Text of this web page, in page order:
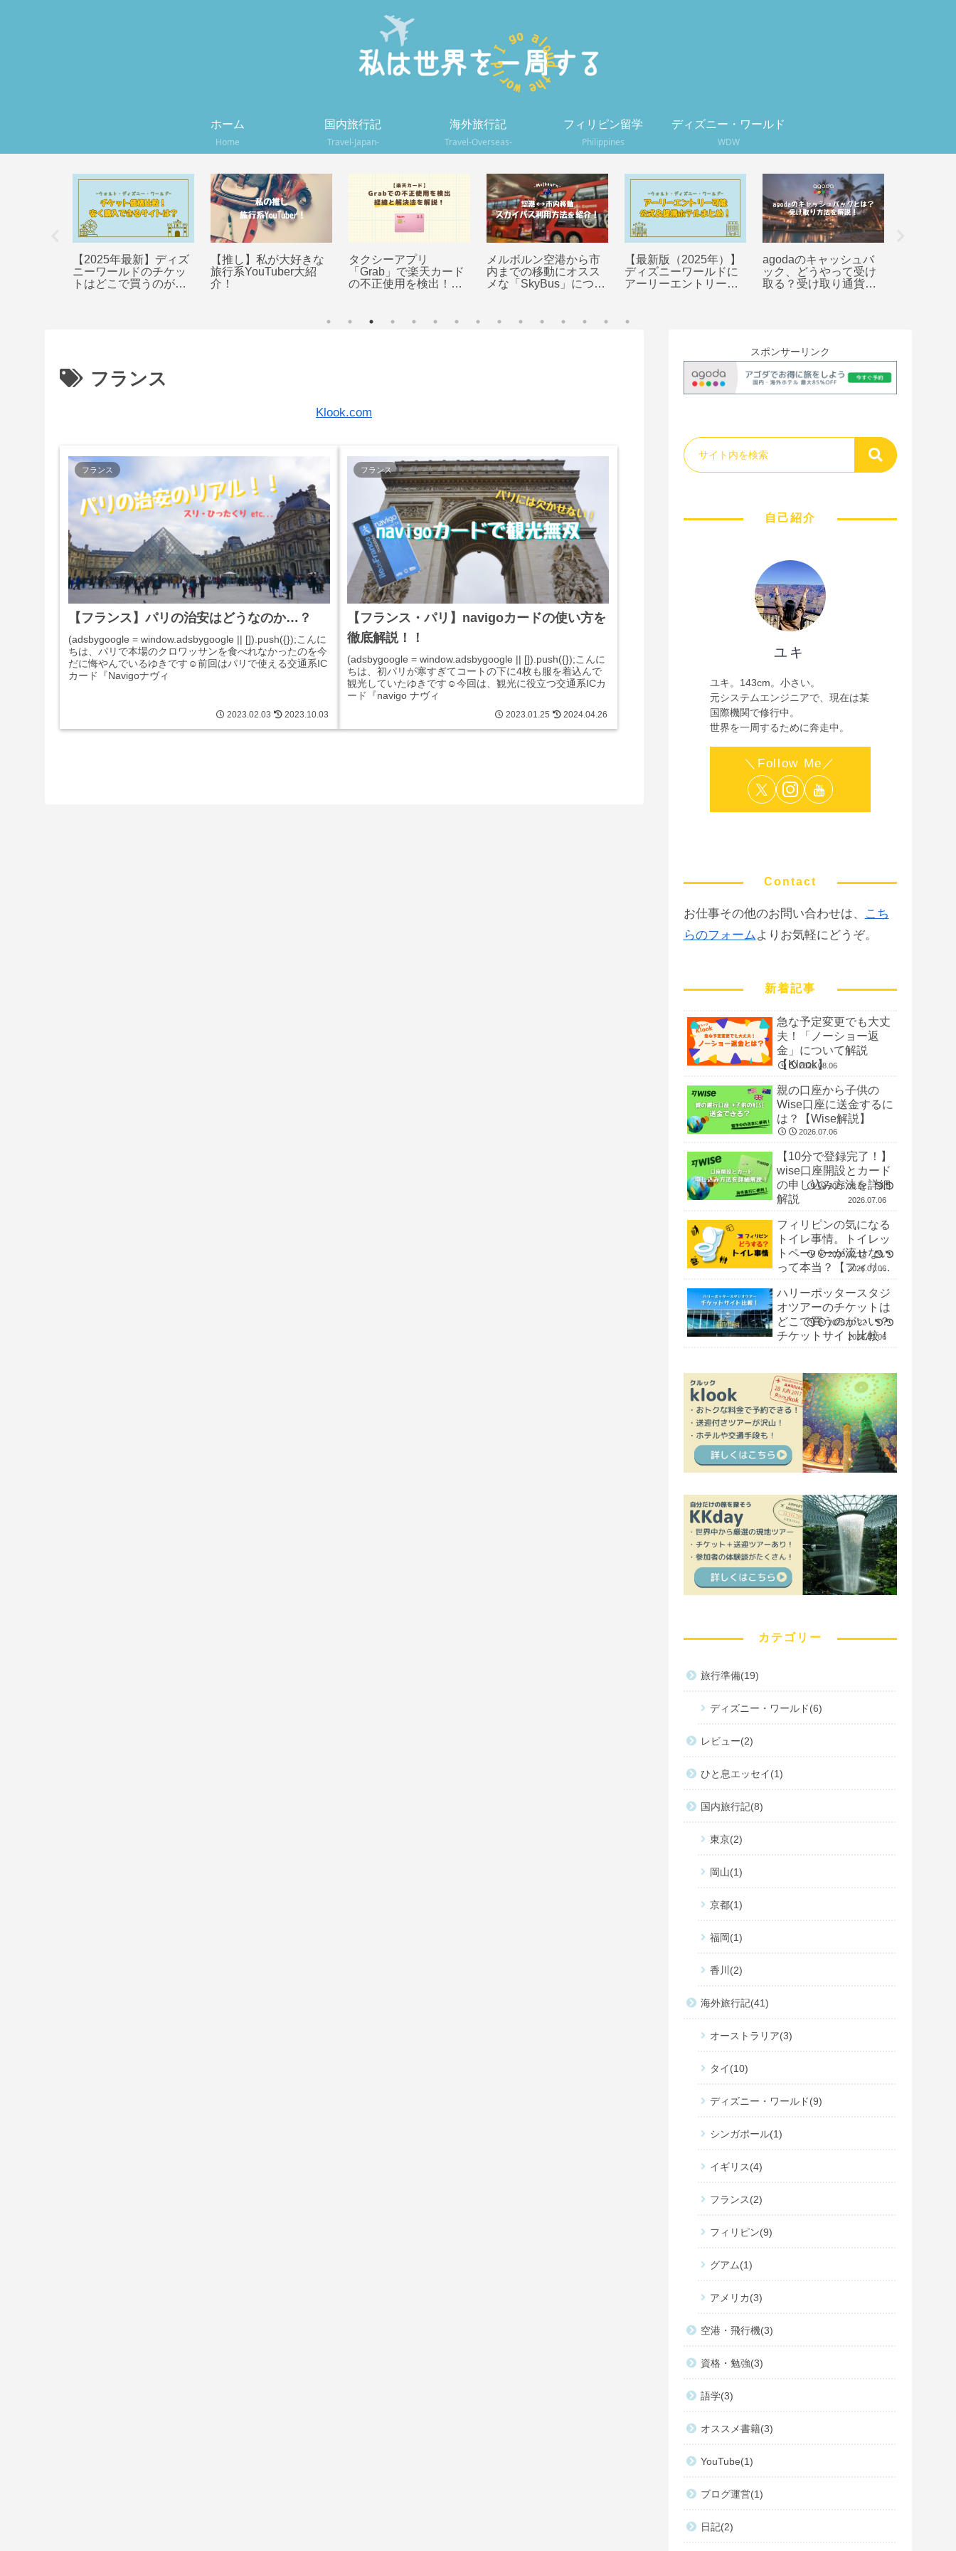
ホーム
Home
国内旅行記
Travel-Japan-
海外旅行記
Travel-Overseas-
フィリピン留学
Philippines
ディズニー・ワールド
WDW
【2025年最新】ディズ
ニーワールドのチケッ
トはどこで買うのが安
【推し】私が大好きな
旅行系YouTuber大紹
介！
タクシーアプリ
「Grab」で楽天カード
の不正使用を検出！解
メルボルン空港から市
内までの移動にオスス
メな「SkyBus」につい
【最新版（2025年）】
ディズニーワールドに
アーリーエントリーが
agodaのキャッシュバ
ック、どうやって受け
取る？受け取り通貨や
フランス
Klook.com
フランス
【フランス】パリの治安はどうなのか…？
(adsbygoogle = window.adsbygoogle || []).push({});こんに
ちは、パリで本場のクロワッサンを食べれなかったのを今
だに悔やんでいるゆきです☺︎前回はパリで使える交通系IC
カード『Navigoナヴィ
2023.02.03 2023.10.03
フランス
【フランス・パリ】navigoカードの使い方を
徹底解説！！
(adsbygoogle = window.adsbygoogle || []).push({});こんに
ちは、初パリが寒すぎてコートの下に4枚も服を着込んで
観光していたゆきです☺︎今回は、観光に役立つ交通系ICカ
ード『navigo ナヴィ
2023.01.25 2024.04.26
スポンサーリンク
自己紹介
ユキ
ユキ。143cm。小さい。
元システムエンジニアで、現在は某
国際機関で修行中。
世界を一周するために奔走中。
Contact
お仕事その他のお問い合わせは、
こち
らのフォーム よりお気軽にどうぞ。
新着記事
急な予定変更でも大丈
夫！「ノーショー返
金」について解説
【Klook】
2026.08.06
親の口座から子供の
Wise口座に送金するに
は？【Wise解説】
2026.07.06
【10分で登録完了！】
wise口座開設とカード
の申し込み方法を詳細
解説
2026.06.22
2026.07.06
フィリピンの気になる
トイレ事情。トイレッ
トペーパーが流せない
って本当？【フィリピ
2026.02.13
2026.07.06
ハリーポッタースタジ
オツアーのチケットは
どこで買うのがいい？
チケットサイト比較！
2025.10.22
2026.07.06
カテゴリー
旅行準備 19
ディズニー・ワールド 6
レビュー 2
ひと息エッセイ 1
国内旅行記 8
東京 2
岡山 1
京都 1
福岡 1
香川 2
海外旅行記 41
オーストラリア 3
タイ 10
ディズニー・ワールド 9
シンガポール 1
イギリス 4
フランス 2
フィリピン 9
グアム 1
アメリカ 3
空港・飛行機 3
資格・勉強 3
語学 3
オススメ書籍 3
YouTube 1
ブログ運営 1
日記 2